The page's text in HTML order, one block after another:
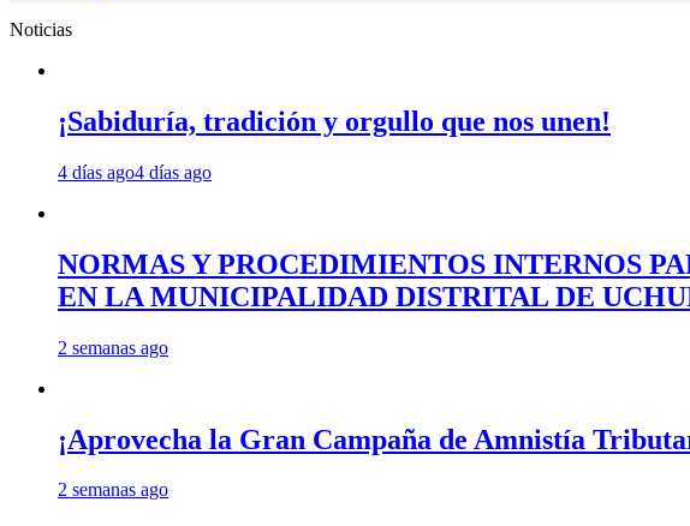
Noticias
¡Sabiduría, tradición y orgullo que nos unen!
4 días ago4 días ago
NORMAS Y PROCEDIMIENTOS INTERNOS
EN LA MUNICIPALIDAD DISTRITAL DE
2 semanas ago
¡Aprovecha la Gran Campaña de Amnistía
2 semanas ago